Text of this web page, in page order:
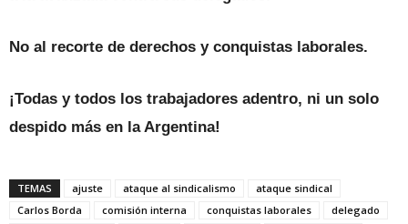
No al recorte de derechos y conquistas laborales.
¡Todas y todos los trabajadores adentro, ni un solo
despido más en la Argentina!
TEMAS ajuste ataque al sindicalismo
ataque sindical
Carlos Borda
comisión interna conquistas laborales
delegado